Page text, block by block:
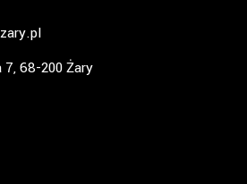
7, 68-200 Żary